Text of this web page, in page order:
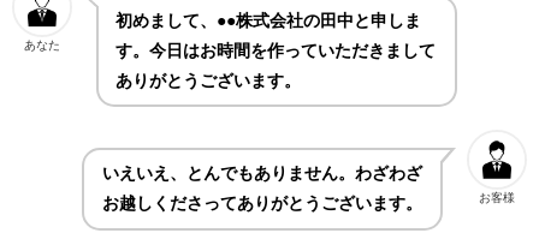
あなた
初めまして、●●株式会社の田中と申しま
す。今日はお時間を作っていただきまして
ありがとうございます。
お客様
いえいえ、とんでもありません。わざわざ
お越しくださってありがとうございます。